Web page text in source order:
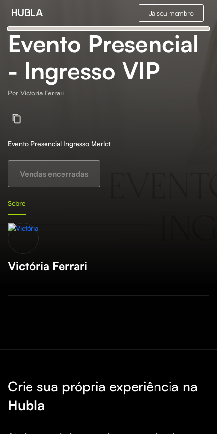
Já sou membro
Evento Presencial
- Ingresso VIP
Por Victoria Ferrari
Evento Presencial Ingresso Merlot
Vendas encerradas
Sobre
Victória Ferrari
Crie sua própria experiência na
Hubla